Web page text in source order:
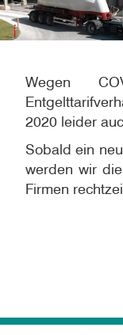
Wegen
2020 leider
Sobald ein
werden wir
Firmen